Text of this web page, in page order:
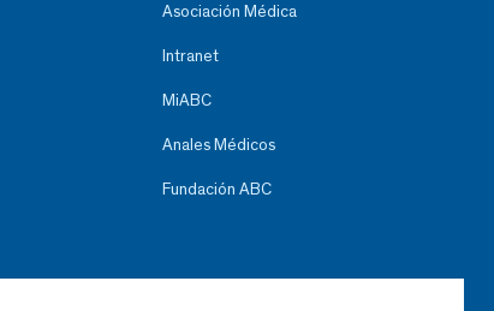
Asociación Médica
Intranet
MiABC
Anales Médicos
Fundación ABC